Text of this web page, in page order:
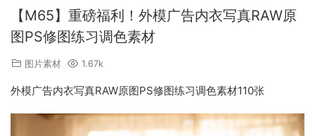
【M65】重磅福利！外模广告内衣写真RAW原
图PS修图练习调色素材
图片素材 1.67k
外模广告内衣写真RAW原图PS修图练习调色素材110张